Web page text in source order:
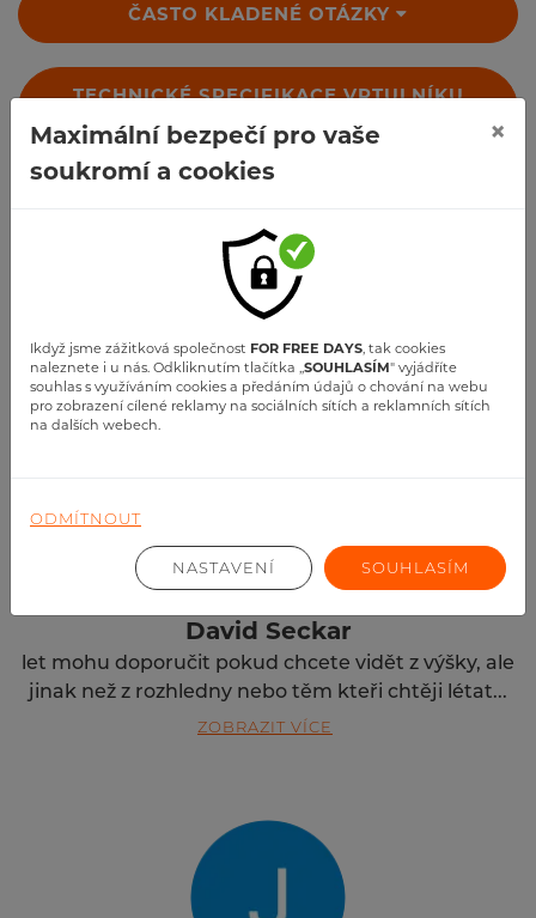
ČASTO KLADENÉ OTÁZKY
TECHNICKÉ SPECIFIKACE VRTULNÍKU
RECENZE
Kdo s námi letěl
David Seckar
let mohu doporučit pokud chcete vidět z výšky, ale
jinak než z rozhledny nebo těm kteři chtěji létat...
ZOBRAZIT VÍCE
Maximální bezpečí pro vaše
soukromí a cookies
×
Ikdyž jsme zážitková společnost FOR FREE DAYS, tak cookies
naleznete i u nás. Odkliknutím tlačítka ,,SOUHLASÍM" vyjádříte
souhlas s využíváním cookies a předáním údajů o chování na webu
pro zobrazení cílené reklamy na sociálních sítích a reklamních sítích
na dalších webech.
ODMÍTNOUT
NASTAVENÍ SOUHLASÍM